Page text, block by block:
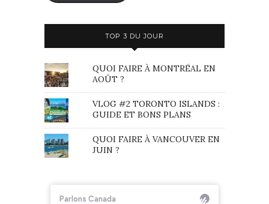
TOP 3 DU JOUR
QUOI FAIRE À MONTRÉAL EN
AOÛT ?
VLOG #2 TORONTO ISLANDS :
GUIDE ET BONS PLANS
QUOI FAIRE À VANCOUVER EN
JUIN ?